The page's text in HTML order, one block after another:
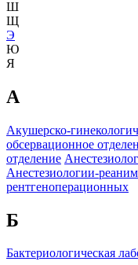
Ш
Щ
Э
Ю
Я
А
Акушерско-
обсервационное
отделение
Анестезиологии-
рентгеноперационных
Б
Бактериологическая